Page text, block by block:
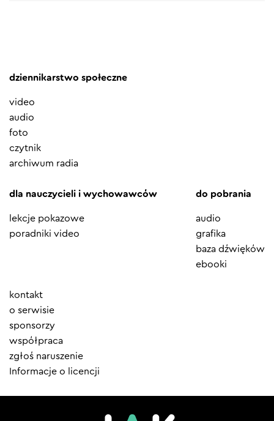
dziennikarstwo społeczne
video
audio
foto
czytnik
archiwum radia
dla nauczycieli i wychowawców
lekcje pokazowe
poradniki video
do pobrania
audio
grafika
baza dźwięków
ebooki
Element
menu
kontakt
o serwisie
sponsorzy
współpraca
zgłoś naruszenie
Informacje o licencji